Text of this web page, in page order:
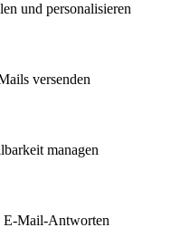
und personalisieren
versenden
managen
E-Mail-Antworten